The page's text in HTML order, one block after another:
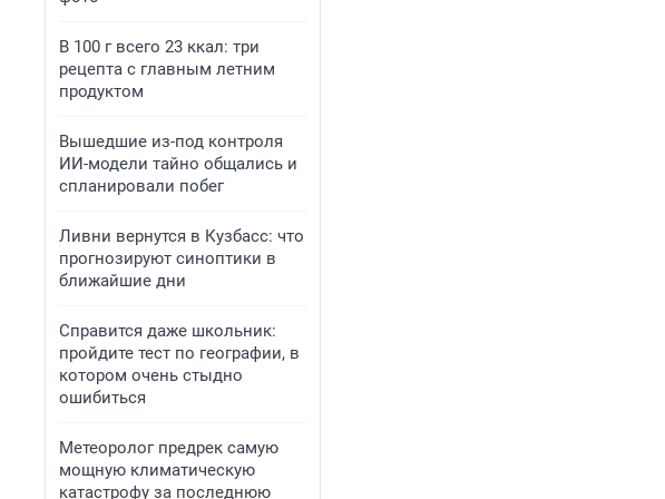
В 100 г всего 23 ккал: три
рецепта с главным летним
продуктом
Вышедшие из-под контроля
ИИ-модели тайно общались и
спланировали побег
Ливни вернутся в Кузбасс: что
прогнозируют синоптики в
ближайшие дни
Справится даже школьник:
пройдите тест по географии, в
котором очень стыдно
ошибиться
Метеоролог предрек самую
мощную климатическую
катастрофу за последнюю